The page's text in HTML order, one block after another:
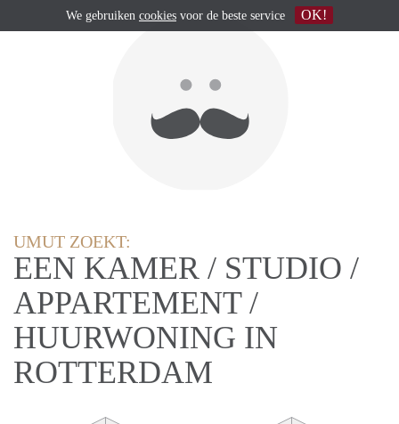
UMUT ZOEKT:
EEN KAMER / STUDIO /
APPARTEMENT /
HUURWONING IN
ROTTERDAM
We gebruiken cookies voor de beste service OK!